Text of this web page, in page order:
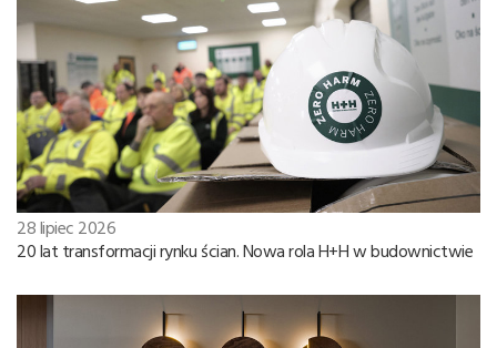
28 lipiec 2026
20 lat transformacji rynku ścian. Nowa rola H+H w budownictwie